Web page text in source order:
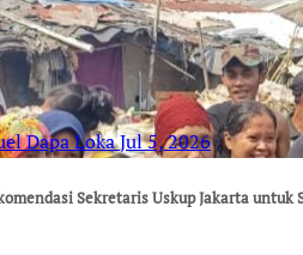
Dapa LokaJul 5, 2026
Sekretaris Uskup Jakarta